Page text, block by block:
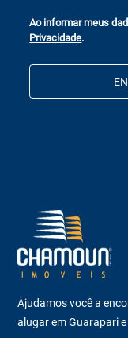
Ao informar meus
Privacidade.
Ajudamos você a
alugar em Guarapari